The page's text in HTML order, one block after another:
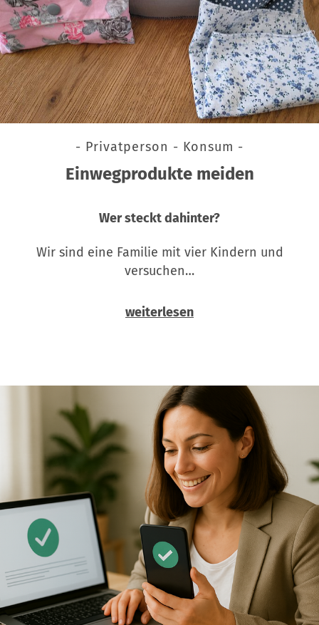
- Privatperson - Konsum -
Einwegprodukte meiden
Wer steckt dahinter?
Wir sind eine Familie mit vier Kindern und
versuchen…
weiterlesen